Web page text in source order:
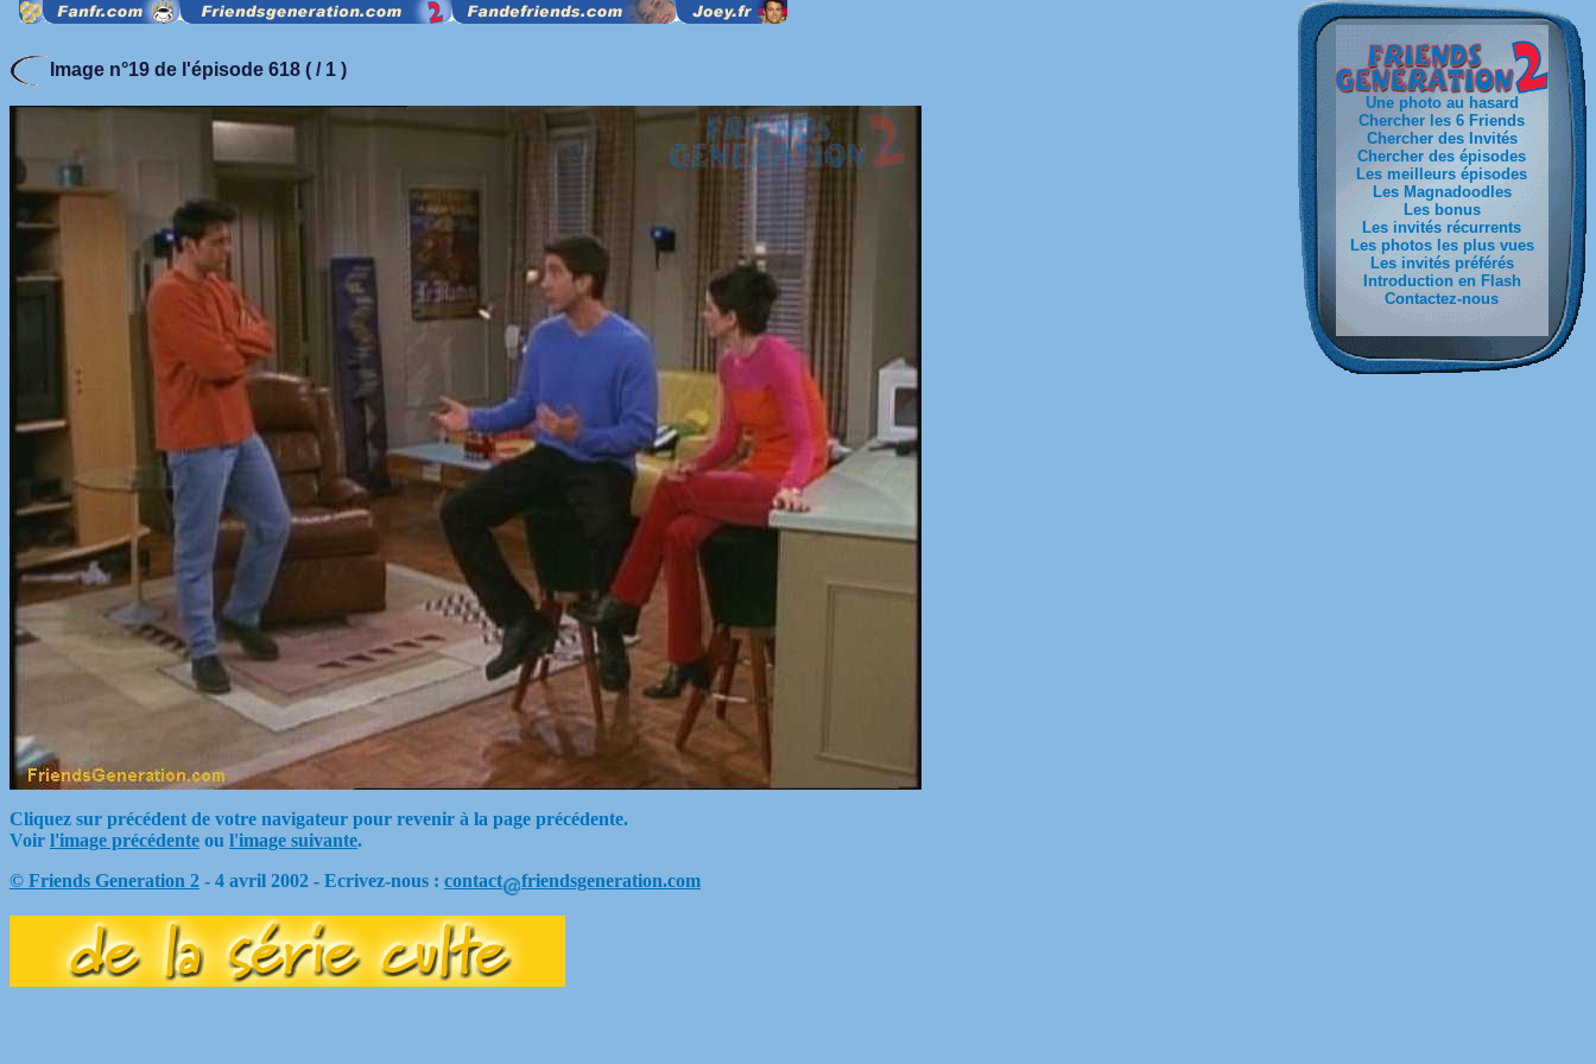
Une photo au hasard
Chercher les 6 Friends
Chercher des Invités
Chercher des épisodes
Les meilleurs épisodes
Les Magnadoodles
Les bonus
Les invités récurrents
Les photos les plus vues
Les invités préférés
Introduction en Flash
Contactez-nous
Image n°19 de l'épisode 618 ( / 1 )
Cliquez sur précédent de votre navigateur pour revenir à la page précédente.
Voir l'image précédente ou l'image suivante.
© Friends Generation 2 - 4 avril 2002 - Ecrivez-nous : contact friendsgeneration.com